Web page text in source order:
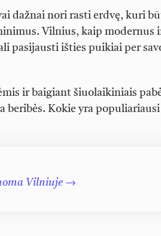
dažnai nori rasti erdvę, kuri
Vilnius, kaip modernus
pasijausti išties puikiai per
ir baigiant šiuolaikiniais
beribės. Kokie yra populiariausi
Vilniuje →